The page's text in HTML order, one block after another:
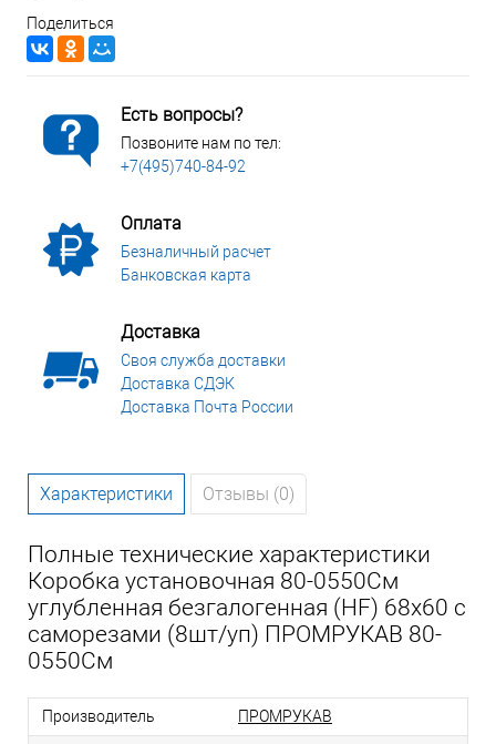
Поделиться
Есть вопросы?
Позвоните нам по тел:
+7(495)740-84-92
Оплата
Безналичный расчет
Банковская карта
Доставка
Своя служба доставки
Доставка СДЭК
Доставка Почта России
Характеристики Отзывы (0)
Полные технические характеристики
Коробка установочная 80-0550См
углубленная безгалогенная (HF) 68х60 с
саморезами (8шт/уп) ПРОМРУКАВ 80-
0550См
Производитель ПРОМРУКАВ